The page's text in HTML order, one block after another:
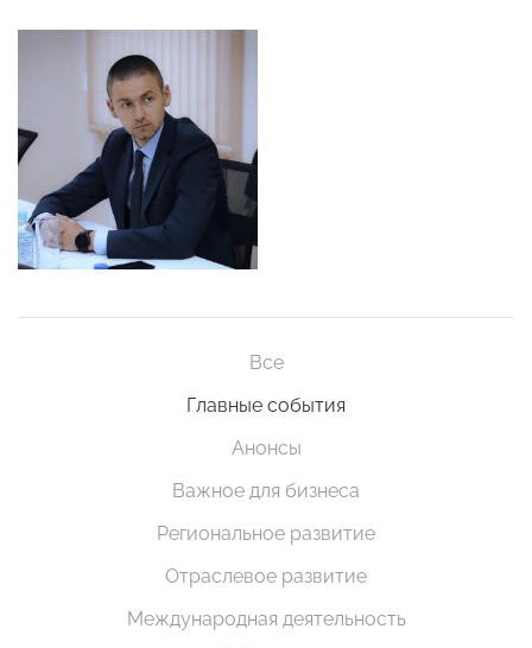
Все
Главные события
Анонсы
Важное для бизнеса
Региональное развитие
Отраслевое развитие
Международная деятельность